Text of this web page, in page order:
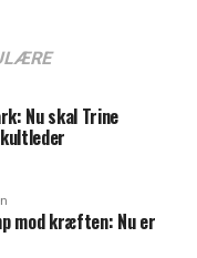
Nu skal Trine
mod kræften: Nu er